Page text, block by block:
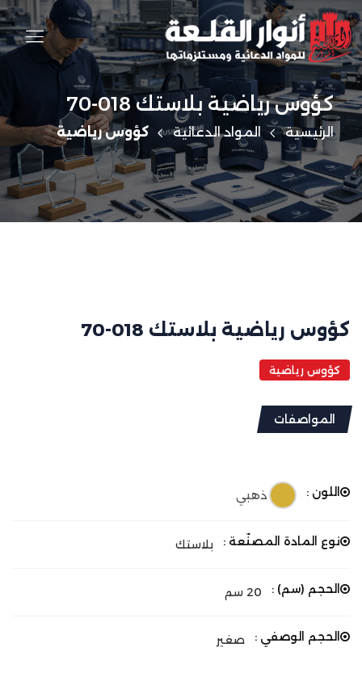
كؤوس رياضية بلاستك 018-70
الرئيسية المواد الدعائية كؤوس رياضية
كؤوس رياضية بلاستك 018-70
كؤوس رياضية
المواصفات
اللون : ذهبي
نوع المادة المصنّعة : بلاستك
الحجم (سم) : 20 سم
الحجم الوصفي : صغير